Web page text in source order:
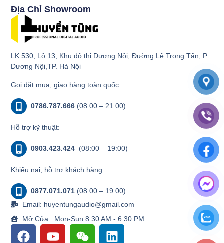
Địa Chỉ Showroom
LK 530, Lô 13, Khu đô thị Dương Nội, Đường Lê Trọng Tấn, P.
Dương Nội,TP. Hà Nội
Gọi đặt mua, giao hàng toàn quốc.
0786.787.666 (08:00 – 21:00)
Hỗ trợ kỹ thuật:
0903.423.424 (08:00 – 19:00)
Khiếu nại, hỗ trợ khách hàng:
0877.071.071 (08:00 – 19:00)
Email: huyentungaudio@gmail.com
Mở Cửa : Mon-Sun 8:30 AM - 6:30 PM